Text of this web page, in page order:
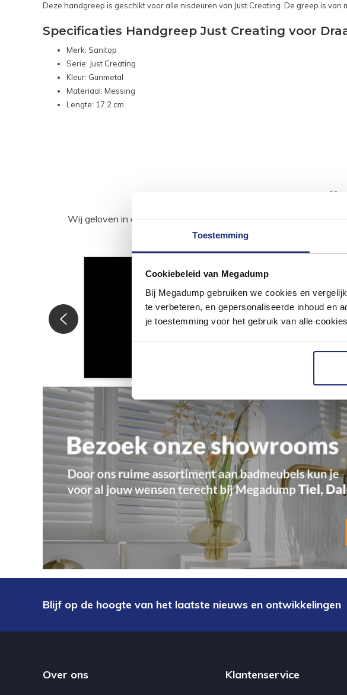
Toestemming
Cookiebeleid van Megadump
Bij Megadump gebruiken we cookies en
te verbeteren, en gepersonaliseerde inhoud en
je toestemming voor het gebruik van alle
Deze handgreep is geschikt voor alle nisdeuren van Just Creating. De greep is van
Specificaties Handgreep Just Creating voor
Merk: Sanitop
Serie: Just Creating
Kleur: Gunmetal
Materiaal: Messing
Lengte: 17,2 cm
Wij geloven in de kracht van delen. Deel jouw badkamer op
Blijf op de hoogte van het laatste nieuws en ontwikkelingen
Over ons Klantenservice